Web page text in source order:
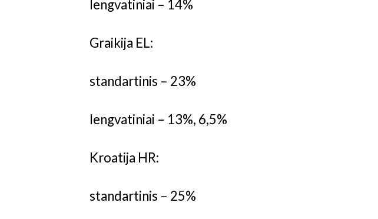
lengvatiniai – 14%
Graikija EL:
standartinis – 23%
lengvatiniai – 13%, 6,5%
Kroatija HR:
standartinis – 25%